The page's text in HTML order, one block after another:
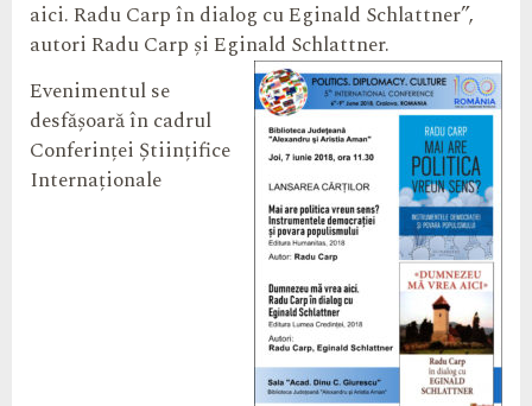
aici. Radu Carp în dialog cu Eginald Schlattner”,
autori Radu Carp și Eginald Schlattner.
Evenimentul se
desfășoară în cadrul
Conferinței Științifice
Internaționale